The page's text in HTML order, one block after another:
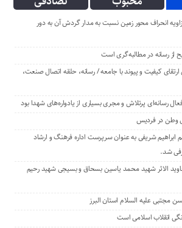
انحراف محور زمین نسبت به مدار گردش آن به دور
از رسانه در مطالبه‌گری است
کیفیت و پیوند با جامعه / رسانه، حلقه اتصال صنعت،
رسانه‌ای پرتلاش و مجری بسیاری از یادواره‌های شهدا بود
وطن در فردیس
ابراهیم شریفی به عنوان سرپرست اداره فرهنگ و ارشاد
شد.
الاثر شهید محمد یاسین بسحاق و بسیجی شهید رحیم
مجتبی علیه السلام استان البرز
انقلاب اسلامی است